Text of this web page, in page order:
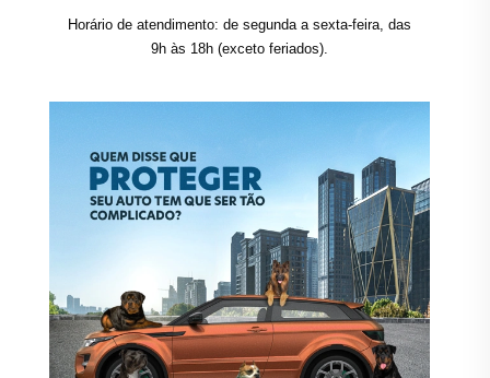
Horário de atendimento: de segunda a sexta-feira, das
9h às 18h (exceto feriados).